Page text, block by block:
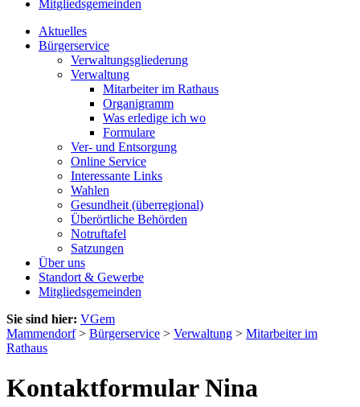
Mitgliedsgemeinden
Aktuelles
Bürgerservice
Verwaltungsgliederung
Verwaltung
Mitarbeiter im Rathaus
Organigramm
Was erledige ich wo
Formulare
Ver- und Entsorgung
Online Service
Interessante Links
Wahlen
Gesundheit (überregional)
Überörtliche Behörden
Notruftafel
Satzungen
Über uns
Standort & Gewerbe
Mitgliedsgemeinden
Sie sind hier: VGem
Mammendorf> Bürgerservice > Verwaltung > Mitarbeiter im
Rathaus
Kontaktformular Nina